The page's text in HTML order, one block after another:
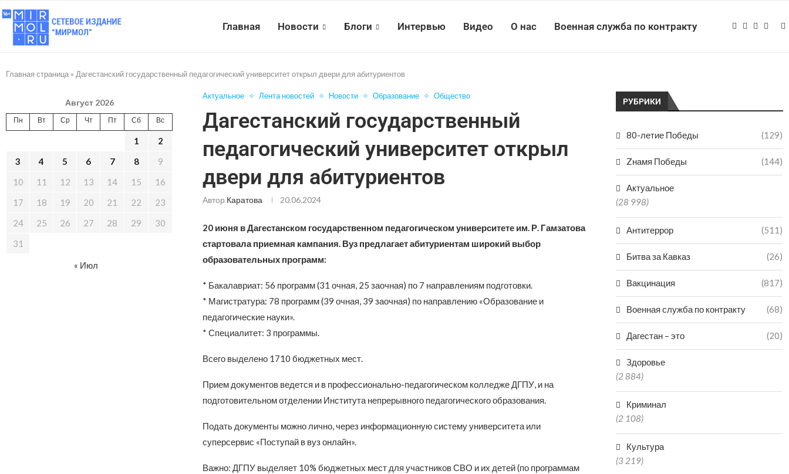
Главная Новости Блоги Интервью Видео О нас Военная служба по контракту
Главная страница » Дагестанский государственный педагогический университет открыл двери для абитуриентов
Актуальное Лента новостей Новости Образование Общество
Дагестанский государственный
педагогический университет открыл
двери для абитуриентов
Автор Каратова 20.06.2024
20 июня в Дагестанском государственном педагогическом университете им. Р. Гамзатова
стартовала приемная кампания. Вуз предлагает абитуриентам широкий выбор
образовательных программ:
* Бакалавриат: 56 программ (31 очная, 25 заочная) по 7 направлениям подготовки.
* Магистратура: 78 программ (39 очная, 39 заочная) по направлению «Образование и
педагогические науки».
* Специалитет: 3 программы.
Всего выделено 1710 бюджетных мест.
Прием документов ведется и в профессионально-педагогическом колледже ДГПУ, и на
подготовительном отделении Института непрерывного педагогического образования.
Подать документы можно лично, через информационную систему университета или
суперсервис «Поступай в вуз онлайн».
Важно: ДГПУ выделяет 10% бюджетных мест для участников СВО и их детей (по программам
РУБРИКИ
80-летие Победы (129)
Zнамя Победы (144)
Актуальное
(28 998)
Антитеррор (511)
Битва за Кавказ (26)
Вакцинация (817)
Военная служба по контракту (68)
Дагестан – это (20)
Здоровье
(2 884)
Криминал
(2 108)
Культура
(3 219)
Август 2026
Пн Вт Ср Чт Пт Сб Вс
1
2
3
4 5 6 7 8
9
10
11 12 13 14 15
16
17
18 19 20 21 22
23
24
25 26 27 28 29
30
31
« Июл